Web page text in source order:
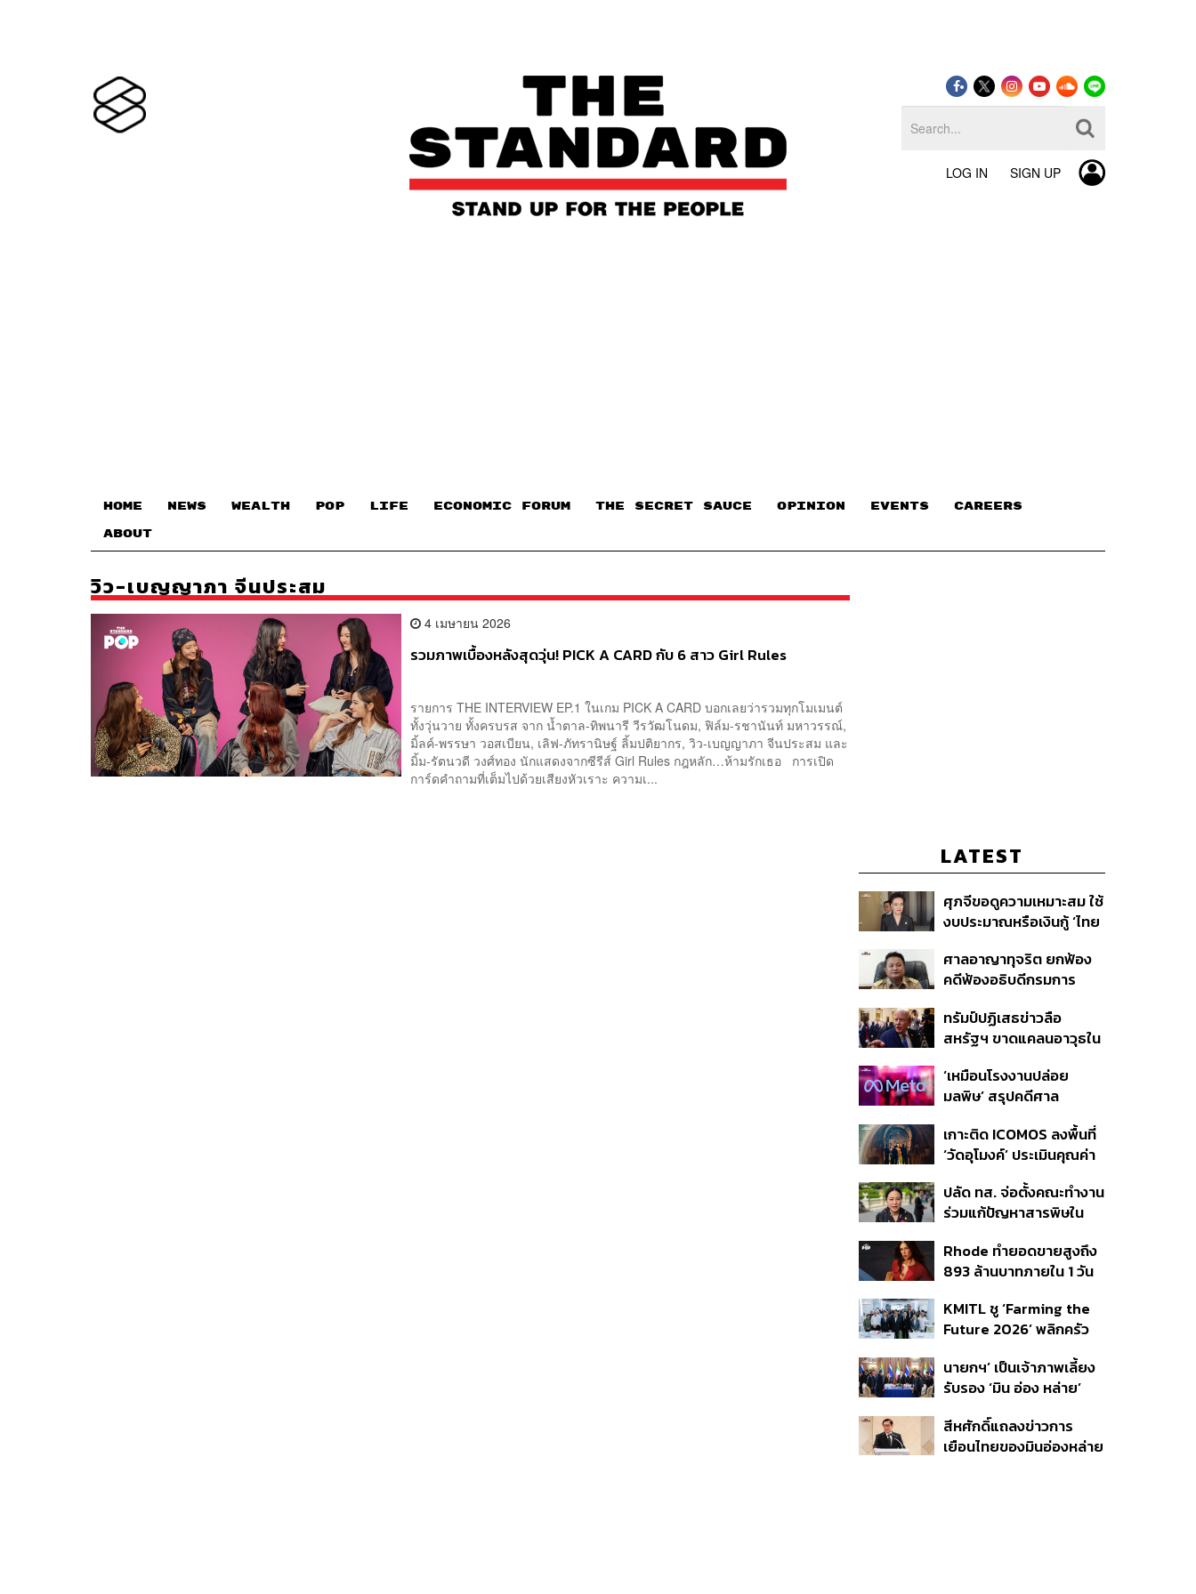
LOG IN SIGN UP
HOME NEWS WEALTH POP LIFE ECONOMIC FORUM THE SECRET SAUCE​ OPINION EVENTS CAREERS
ABOUT
วิว-เบญญาภา จีนประสม
4 เมษายน 2026
รวมภาพเบื้องหลังสุดวุ่น! PICK A CARD กับ 6 สาว Girl Rules
รายการ THE INTERVIEW EP.1 ในเกม PICK A CARD บอกเลยว่ารวมทุกโมเมนต์
ทั้งวุ่นวาย ทั้งครบรส จาก น้ำตาล-ทิพนารี วีรวัฒโนดม, ฟิล์ม-รชานันท์ มหาวรรณ์,
มิ้ลค์-พรรษา วอสเบียน, เลิฟ-ภัทรานิษฐ์ ลิ้มปติยากร, วิว-เบญญาภา จีนประสม และ
มิ้ม-รัตนวดี วงศ์ทอง นักแสดงจากซีรีส์ Girl Rules กฎหลัก…ห้ามรักเธอ การเปิด
การ์ดคำถามที่เต็มไปด้วยเสียงหัวเราะ ความเ...
LATEST
ศุภจีขอดูความเหมาะสม ใช้
งบประมาณหรือเงินกู้ ‘ไทย
‘ไทยช่วยไทยพลัส เฟส 2’
ไม่จำเป็นต้องออกพร้อมกัน
ศาลอาญาทุจริต ยกฟ้อง
คดีฟ้องอธิบดีกรมการ
จังหวัดภูเก็ต’ ชอบด้วยขั้น
ตอน
ทรัมป์ปฏิเสธข่าวลือ
สหรัฐฯ ขาดแคลนอาวุธใน
เผยกำลังล่าตัวคนปล่อย
ข่าว
‘เหมือนโรงงานปล่อย
มลพิษ’ สรุปคดีศาล
กระทบสุขภาพจิตเด็ก คุม
เข้ม AI Chatbot
เกาะติด ICOMOS ลงพื้นที่
‘วัดอุโมงค์’ ประเมินคุณค่า
มรดกโลกปี 2570
ปลัด ทส. จ่อตั้งคณะทำงาน
ร่วมแก้ปัญหาสารพิษใน
เมียนมา เล็งเริ่มถกนัดแรก
ส.ค.นี้
Rhode ทำยอดขายสูงถึง
893 ล้านบาทภายใน 1 วัน
ล่าสุด
KMITL ชู ‘Farming the
Future 2026’ พลิกครัว
ด้วย One Health
นายกฯ’ เป็นเจ้าภาพเลี้ยง
รับรอง ‘มิน อ่อง หล่าย’
ร่วมงาน
สีหศักดิ์แถลงข่าวการ
เยือนไทยของมินอ่องหล่าย